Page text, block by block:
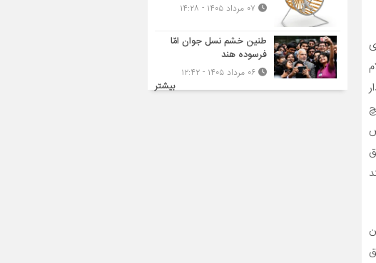
هنوز هیچ
طنین خشم نسل جوان امّا
فرسوده هند
بیشتر